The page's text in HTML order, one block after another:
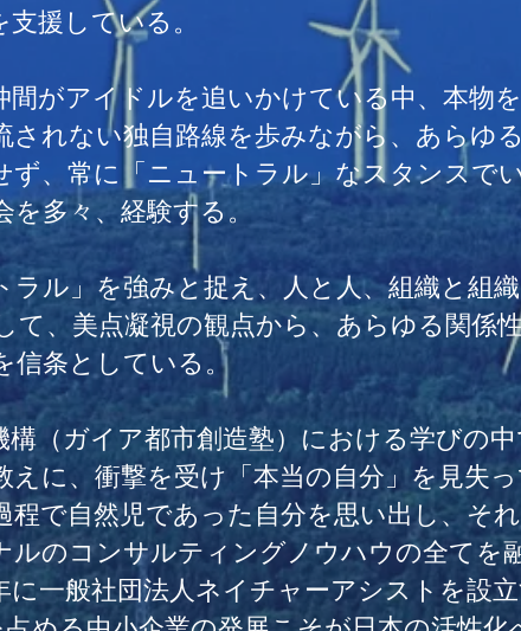
援している。
間がアイドルを追いかけている中、本物
されない独自路線を歩みながら、あらゆ
ず、常に「ニュートラル」なスタンスで
を多々、経験する。
ラル」を強みと捉え、人と人、組織と組
て、美点凝視の観点から、あらゆる関係
信条としている。
構（ガイア都市創造塾）における学びの
えに、衝撃を受け「本当の自分」を見失
程で自然児であった自分を思い出し、そ
ルのコンサルティングノウハウの全てを
に一般社団法人ネイチャーアシストを設立